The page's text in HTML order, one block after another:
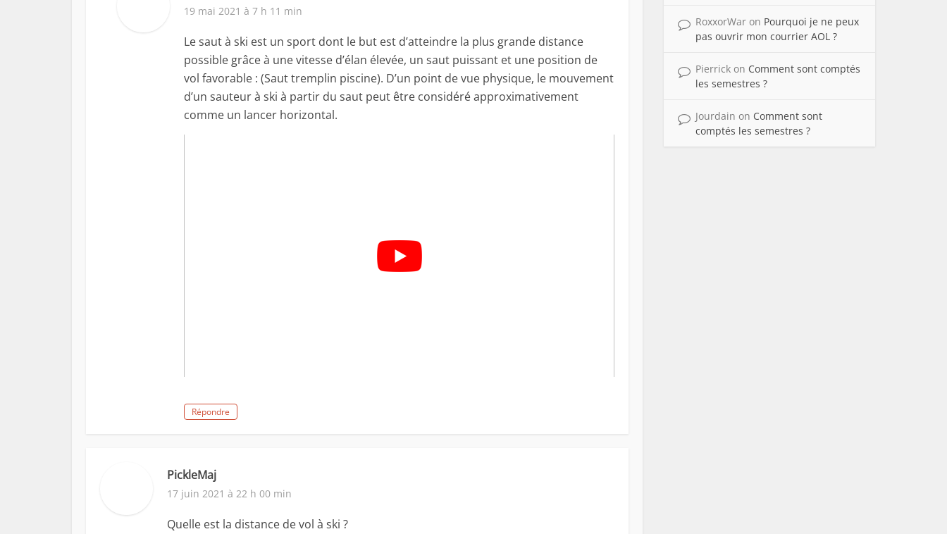
19 mai 2021 à 7 h 11 min
Le saut à ski est un sport dont le but est d’atteindre la plus grande distance
possible grâce à une vitesse d’élan élevée, un saut puissant et une position de
vol favorable : (Saut tremplin piscine). D’un point de vue physique, le mouvement
d’un sauteur à ski à partir du saut peut être considéré approximativement
comme un lancer horizontal.
Répondre
PickleMaj
17 juin 2021 à 22 h 00 min
Quelle est la distance de vol à ski ?
RoxxorWar on Pourquoi je ne peux
pas ouvrir mon courrier AOL ?
Pierrick on Comment sont comptés
les semestres ?
Jourdain on Comment sont
comptés les semestres ?